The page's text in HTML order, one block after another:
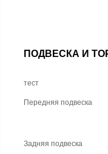
ПОДВЕСКА И
тест
Передняя подвеска
Задняя подвеска